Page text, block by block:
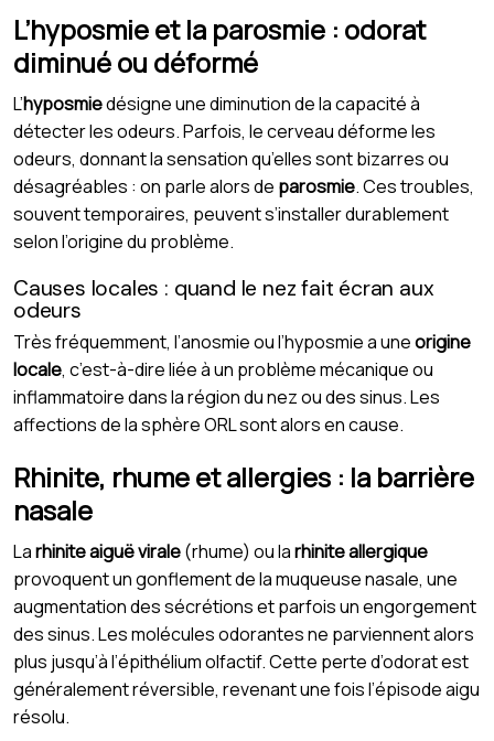
L’hyposmie et la parosmie : odorat
diminué ou déformé
L’hyposmiedésigne une diminution de la capacité à
détecter les odeurs. Parfois, le cerveau déforme les
odeurs, donnant la sensation qu’elles sont bizarres ou
désagréables : on parle alors de parosmie. Ces troubles,
souvent temporaires, peuvent s’installer durablement
selon l’origine du problème.
Causes locales : quand le nez fait écran aux
odeurs
Très fréquemment, l’anosmie ou l’hyposmie a uneorigine
locale, c’est-à-dire liée à un problème mécanique ou
inflammatoire dans la région du nez ou des sinus. Les
affections de la sphère ORL sont alors en cause.
Rhinite, rhume et allergies : la barrière
nasale
Larhinite aiguë virale(rhume) ou larhinite allergique
provoquent un gonflement de la muqueuse nasale, une
augmentation des sécrétions et parfois un engorgement
des sinus. Les molécules odorantes ne parviennent alors
plus jusqu’à l’épithélium olfactif. Cette perte d’odorat est
généralement réversible, revenant une fois l’épisode aigu
résolu.